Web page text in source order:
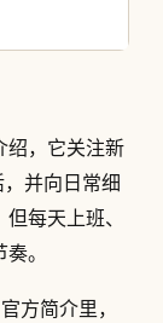
绍，它关注新
并向日常细
每天上班、
。
方简介里，